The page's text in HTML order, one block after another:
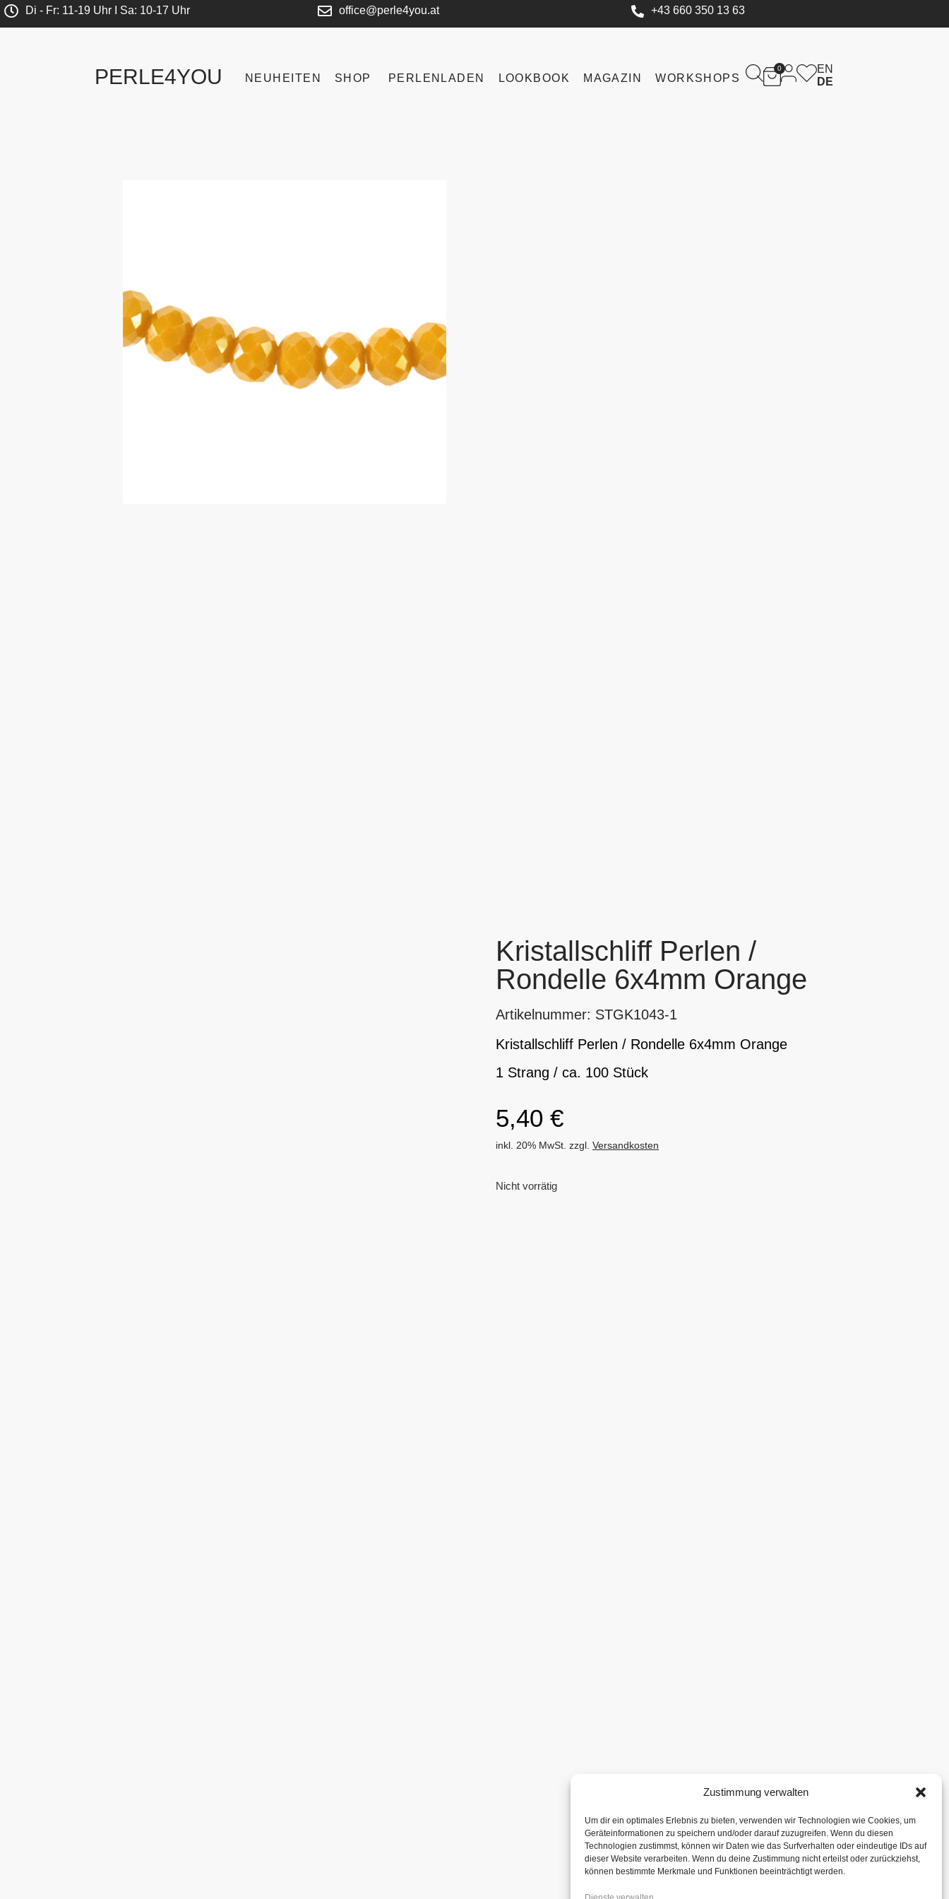
Zustimmung verwalten
Um dir ein optimales Erlebnis zu bieten, verwenden wir Technologien wie Cookies, um
Geräteinformationen zu speichern und/oder darauf zuzugreifen. Wenn du diesen
Technologien zustimmst, können wir Daten wie das Surfverhalten oder eindeutige IDs auf
dieser Website verarbeiten. Wenn du deine Zustimmung nicht erteilst oder zurückziehst,
können bestimmte Merkmale und Funktionen beeinträchtigt werden.
Di - Fr: 11-19 Uhr I Sa: 10-17 Uhr office@perle4you.at +43 660 350 13 63
PERLE4YOU NEUHEITEN SHOP PERLENLADEN LOOKBOOK MAGAZIN WORKSHOPS
0
EN
DE
Kristallschliff Perlen /
Rondelle 6x4mm Orange
Artikelnummer: STGK1043-1
Kristallschliff Perlen / Rondelle 6x4mm Orange
1 Strang / ca. 100 Stück
5,40 €
inkl. 20% MwSt. zzgl. Versandkosten
Nicht vorrätig